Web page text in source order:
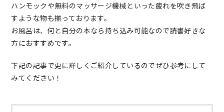
ハンモックや無料のマッサージ機械といった疲れを吹き飛ば
すような物も揃っております。
お風呂は、何と自分の本なら持ち込み可能なので読書好きな
方におすすめです。
下記の記事で更に詳しくご紹介しているのでぜひ参考にして
みてください！